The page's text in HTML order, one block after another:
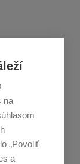
na
„Povoliť
a